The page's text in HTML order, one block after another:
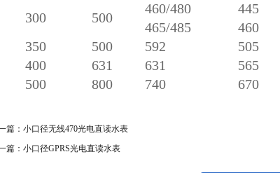
300
500
460/480 445
465/485
460
350
500 592 505
400
631 631 565
500
800 740 670
篇： 小口径无线470光电直读水表
篇： 小口径GPRS光电直读水表